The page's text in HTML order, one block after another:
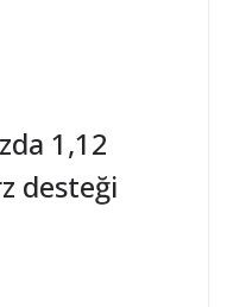
1,12
desteği